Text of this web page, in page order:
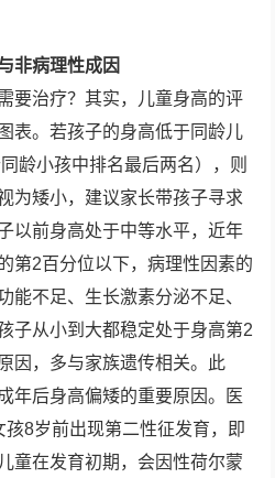
非病理性成因
要治疗？其实，儿童身高的评
表。若孩子的身高低于同龄儿
龄小孩中排名最后两名），则
为矮小，建议家长带孩子寻求
以前身高处于中等水平，近年
第2百分位以下，病理性因素的
能不足、生长激素分泌不足、
子从小到大都稳定处于身高第2
因，多与家族遗传相关。此
年后身高偏矮的重要原因。医
8岁前出现第二性征发育，即
童在发育初期，会因性荷尔蒙